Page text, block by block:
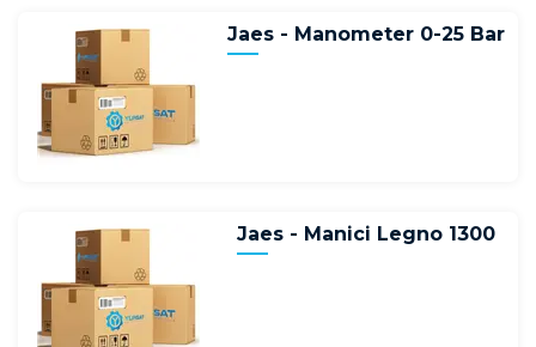
Jaes - Manometer 0-25 Bar
Jaes - Manici Legno 1300